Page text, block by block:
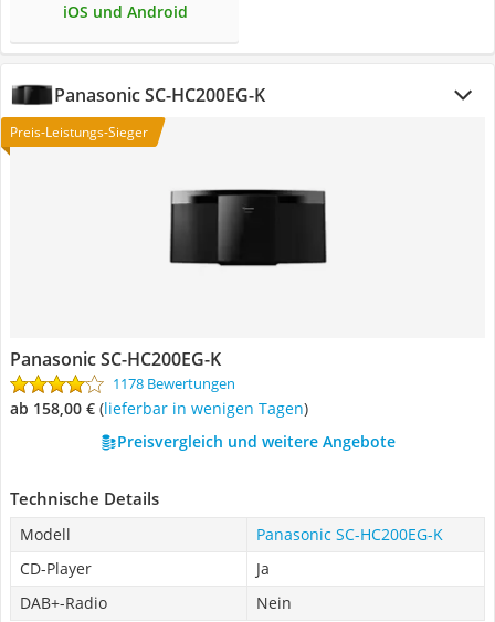
iOS und Android
Panasonic SC-HC200EG-K
Preis-Leistungs-Sieger
Panasonic SC-HC200EG-K
1178 Bewertungen
ab 158,00 € ( Lieferbar in wenigen Tagen)
Preisvergleich und weitere Angebote
Technische Details
Modell
Panasonic SC-HC200EG-K
CD-Player
Ja
DAB+-Radio
Nein